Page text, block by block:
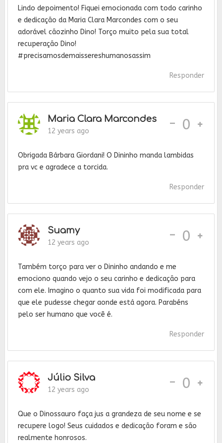
Lindo depoimento! Fiquei emocionada com todo carinho
e dedicação da Maria Clara Marcondes com o seu
adorável cãozinho Dino! Torço muito pela sua total
recuperação Dino!
#precisamosdemaissereshumanosassim
Responder
Maria Clara Marcondes
12 years ago - 0
Obrigada Bárbara Giordani! O Dininho manda lambidas
pra vc e agradece a torcida.
Responder
Suamy
12 years ago - 0
Também torço para ver o Dininho andando e me
emociono quando vejo o seu carinho e dedicação para
com ele. Imagino o quanto sua vida foi modificada para
que ele pudesse chegar aonde está agora. Parabéns
pelo ser humano que você é.
Responder
Júlio Silva
12 years ago - 0
Que o Dinossauro faça jus a grandeza de seu nome e se
recupere logo! Seus cuidados e dedicação foram e são
realmente honrosos.